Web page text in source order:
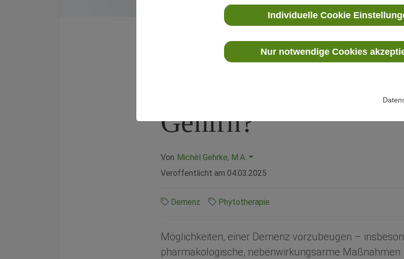
Individuelle Cookie
Nur notwendige Cookies
Demenz-Prävention:
Gehirn?
Von Michèl Gehrke, M.A.
Veröffentlicht am 04.03.2025
Demenz Phytotherapie
Möglichkeiten, einer Demenz vorzubeugen –
pharmakologische, nebenwirkungsarme